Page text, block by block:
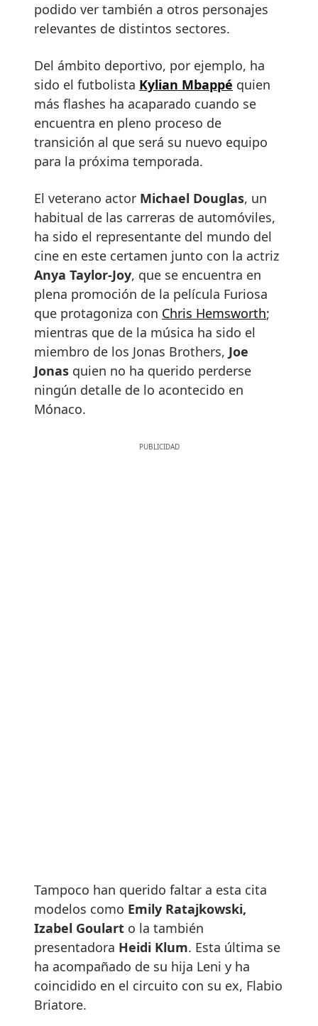
podido ver también a otros personajes
relevantes de distintos sectores.
Del ámbito deportivo, por ejemplo, ha
sido el futbolista Kylian Mbappé quien
más flashes ha acaparado cuando se
encuentra en pleno proceso de
transición al que será su nuevo equipo
para la próxima temporada.
El veterano actor Michael Douglas, un
habitual de las carreras de automóviles,
ha sido el representante del mundo del
cine en este certamen junto con la actriz
Anya Taylor-Joy, que se encuentra en
plena promoción de la película Furiosa
que protagoniza con Chris Hemsworth;
mientras que de la música ha sido el
miembro de los Jonas Brothers, Joe
Jonas quien no ha querido perderse
ningún detalle de lo acontecido en
Mónaco.
Tampoco han querido faltar a esta cita
modelos como Emily Ratajkowski,
Izabel Goulart o la también
presentadora Heidi Klum. Esta última se
ha acompañado de su hija Leni y ha
coincidido en el circuito con su ex, Flabio
Briatore.